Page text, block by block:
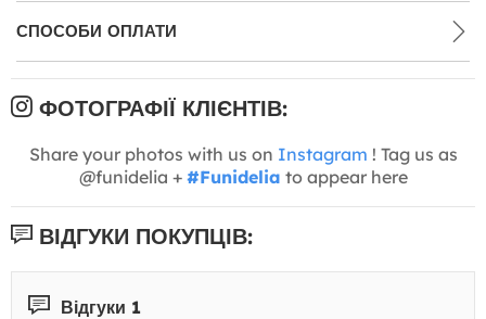
СПОСОБИ ОПЛАТИ
ФОТОГРАФІЇ КЛІЄНТІВ:
Share your photos with us on Instagram ! Tag us as
@funidelia + #Funidelia to appear here
ВІДГУКИ ПОКУПЦІВ:
Відгуки 1